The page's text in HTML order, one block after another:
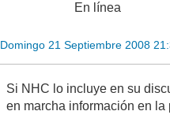
En línea
Domingo 21 Septiembre 2008
Si NHC lo incluye en su
en marcha información en la